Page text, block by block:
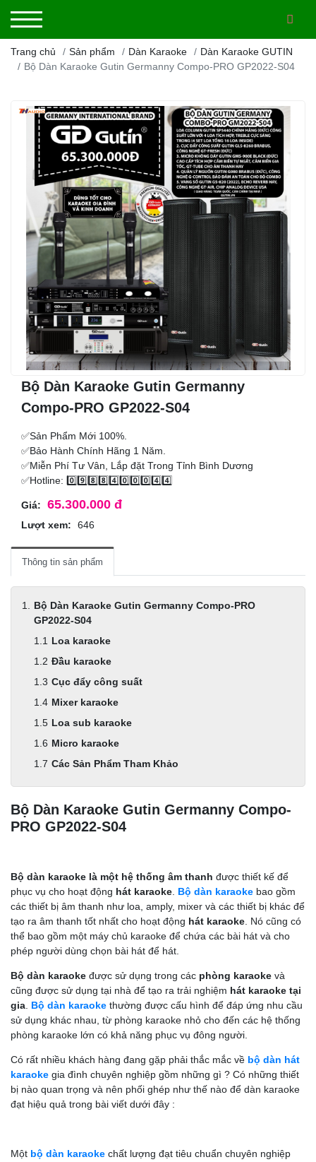
Trang chủ Sản phẩm Dàn Karaoke
Dàn Karaoke GUTIN
Bộ Dàn Karaoke Gutin Germanny Compo-PRO GP2022-S04
Bộ Dàn Karaoke Gutin Germanny
Compo-PRO GP2022-S04
✅Sản Phẩm Mới 100%.
✅Bảo Hành Chính Hãng 1 Năm.
✅Miễn Phí Tư Vân, Lắp đặt Trong Tỉnh Bình Dương
✅Hotline: 0️⃣9️⃣8️⃣8️⃣4️⃣0️⃣0️⃣0️⃣4️⃣4️⃣
Giá: 65.300.000 đ
Lượt xem: 646
Thông tin sản phẩm
Bộ Dàn Karaoke Gutin Germanny Compo-PRO
GP2022-S04
Loa karaoke
Đầu karaoke
Cục đẩy công suất
Mixer karaoke
Loa sub karaoke
Micro karaoke
Các Sản Phẩm Tham Khảo
Bộ Dàn Karaoke Gutin Germanny Compo-
PRO GP2022-S04
Bộ dàn karaoke là một hệ thống âm thanh được thiết kế để
phục vụ cho hoạt động hát karaoke. Bộ dàn karaoke bao gồm
các thiết bị âm thanh như loa, amply, mixer và các thiết bị khác để
tạo ra âm thanh tốt nhất cho hoạt động hát karaoke. Nó cũng có
thể bao gồm một máy chủ karaoke để chứa các bài hát và cho
phép người dùng chọn bài hát để hát.
Bộ dàn karaoke được sử dụng trong các phòng karaoke và
cũng được sử dụng tại nhà để tạo ra trải nghiệm hát karaoke tại
gia. Bộ dàn karaoke thường được cấu hình để đáp ứng nhu cầu
sử dụng khác nhau, từ phòng karaoke nhỏ cho đến các hệ thống
phòng karaoke lớn có khả năng phục vụ đông người.
Có rất nhiều khách hàng đang gặp phải thắc mắc về bộ dàn hát
karaoke gia đình chuyên nghiệp gồm những gì ? Có những thiết
bị nào quan trọng và nên phối ghép như thế nào để dàn karaoke
đạt hiệu quả trong bài viết dưới đây :
Một bộ dàn karaoke chất lượng đạt tiêu chuẩn chuyên nghiệp